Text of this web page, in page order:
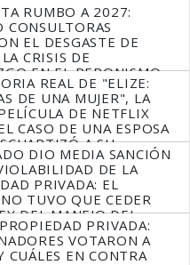
RUMBO A 2027:
CONSULTORAS
EL DESGASTE DE
CRISIS DE
EN EL PERONISMO
REAL DE "ELIZE:
DE UNA MUJER", LA
DE NETFLIX
CASO DE UNA ESPOSA
A SU
DIO MEDIA SANCIÓN
DE LA
PRIVADA: EL
TUVO QUE CEDER
DEL MANEJO DEL
PRIVADA:
VOTARON A
CUÁLES EN CONTRA